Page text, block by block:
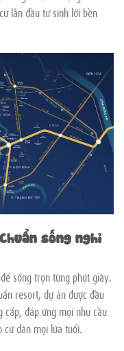
lẫn đầu tư sinh lời bền
sống nghỉ
sống trọn từng phút giây.
resort, dự án được đầu
đáp ứng mọi nhu cầu
cư dân mọi lứa tuổi.